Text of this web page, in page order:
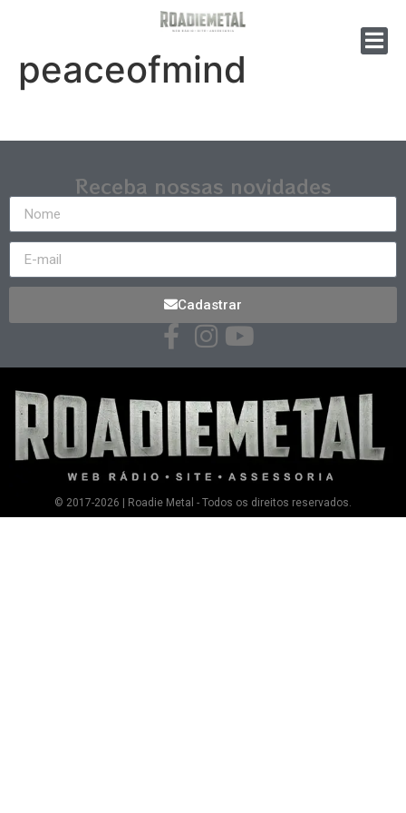
peaceofmind
Receba nossas novidades
Cadastrar
© 2017-2026 | Roadie Metal - Todos os direitos reservados.